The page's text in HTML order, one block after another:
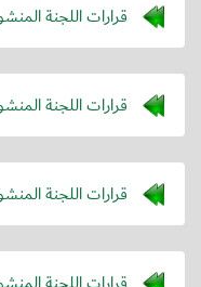
قرارات اللجنة
قرارات اللجنة
قرارات اللجنة